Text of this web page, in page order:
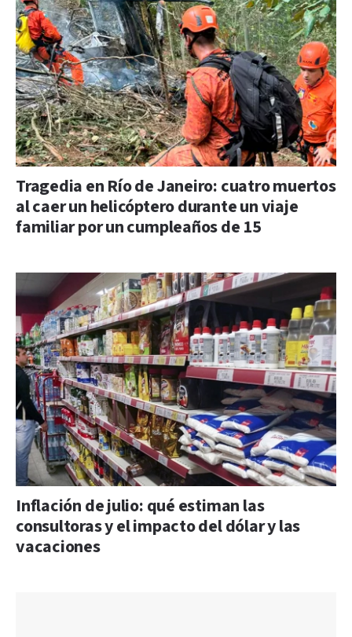
Tragedia en Río de Janeiro: cuatro muertos
al caer un helicóptero durante un viaje
familiar por un cumpleaños de 15
Inflación de julio: qué estiman las
consultoras y el impacto del dólar y las
vacaciones